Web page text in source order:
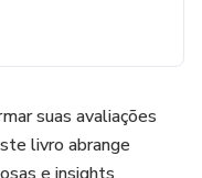
suas avaliações
livro abrange